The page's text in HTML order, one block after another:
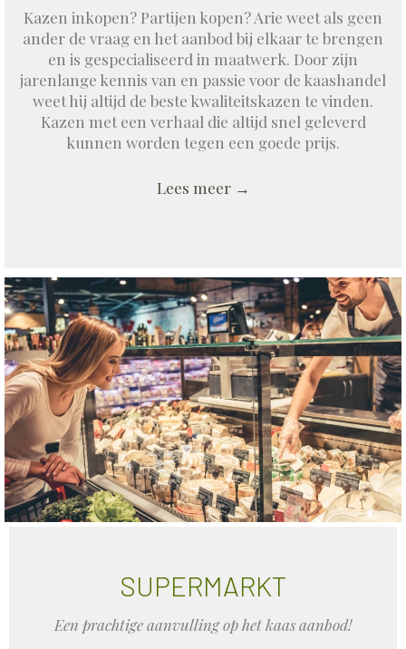
Kazen inkopen? Partijen kopen? Arie weet als geen
ander de vraag en het aanbod bij elkaar te brengen
en is gespecialiseerd in maatwerk. Door zijn
jarenlange kennis van en passie voor de kaashandel
weet hij altijd de beste kwaliteitskazen te vinden.
Kazen met een verhaal die altijd snel geleverd
kunnen worden tegen een goede prijs.
Lees meer →
SUPERMARKT
Een prachtige aanvulling op het kaas aanbod!